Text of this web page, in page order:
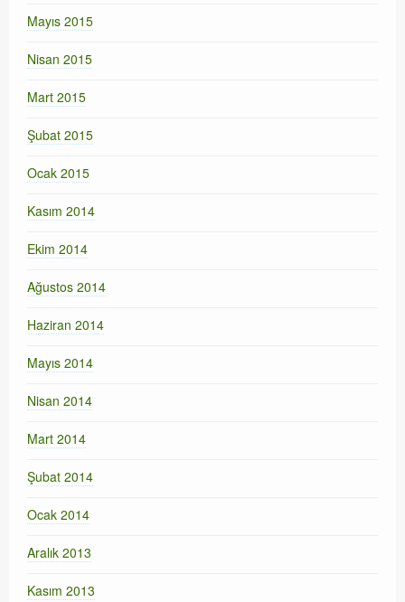
Mayıs 2015
Nisan 2015
Mart 2015
Şubat 2015
Ocak 2015
Kasım 2014
Ekim 2014
Ağustos 2014
Haziran 2014
Mayıs 2014
Nisan 2014
Mart 2014
Şubat 2014
Ocak 2014
Aralık 2013
Kasım 2013